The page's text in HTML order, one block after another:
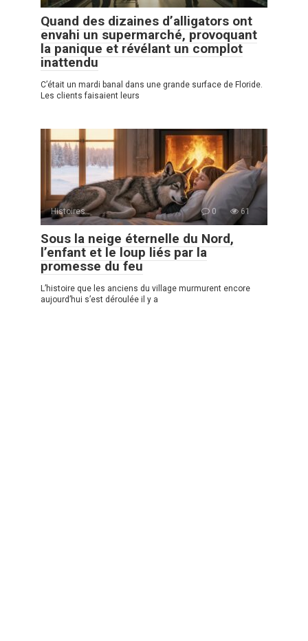
Quand des dizaines d’alligators ont
envahi un supermarché, provoquant
la panique et révélant un complot
inattendu
C’était un mardi banal dans une grande surface de Floride.
Les clients faisaient leurs
Histoires 0 61
Sous la neige éternelle du Nord,
l’enfant et le loup liés par la
promesse du feu
L’histoire que les anciens du village murmurent encore
aujourd’hui s’est déroulée il y a